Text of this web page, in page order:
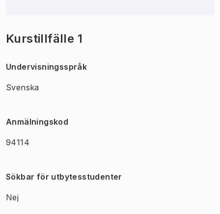
Kurstillfälle 1
Undervisningsspråk
Svenska
Anmälningskod
94114
Sökbar för utbytesstudenter
Nej